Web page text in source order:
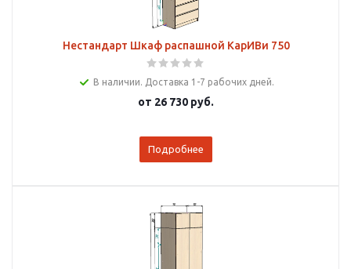
Нестандарт Шкаф распашной КарИВи 750
В наличии. Доставка 1-7 рабочих дней.
от 26 730 руб.
Подробнее